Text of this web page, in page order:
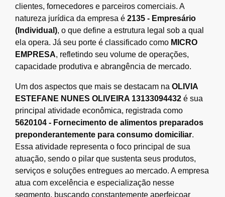
clientes, fornecedores e parceiros comerciais. A
natureza jurídica da empresa é 2135 - Empresário
(Individual), o que define a estrutura legal sob a qual
ela opera. Já seu porte é classificado como MICRO
EMPRESA, refletindo seu volume de operações,
capacidade produtiva e abrangência de mercado.
Um dos aspectos que mais se destacam na OLIVIA
ESTEFANE NUNES OLIVEIRA 13133094432 é sua
principal atividade econômica, registrada como
5620104 - Fornecimento de alimentos preparados
preponderantemente para consumo domiciliar.
Essa atividade representa o foco principal de sua
atuação, sendo o pilar que sustenta seus produtos,
serviços e soluções entregues ao mercado. A empresa
atua com excelência e especialização nesse
segmento, buscando constantemente aperfeiçoar